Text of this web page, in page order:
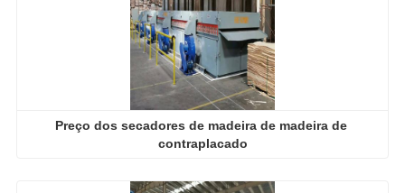
Preço dos secadores de madeira de madeira de
contraplacado